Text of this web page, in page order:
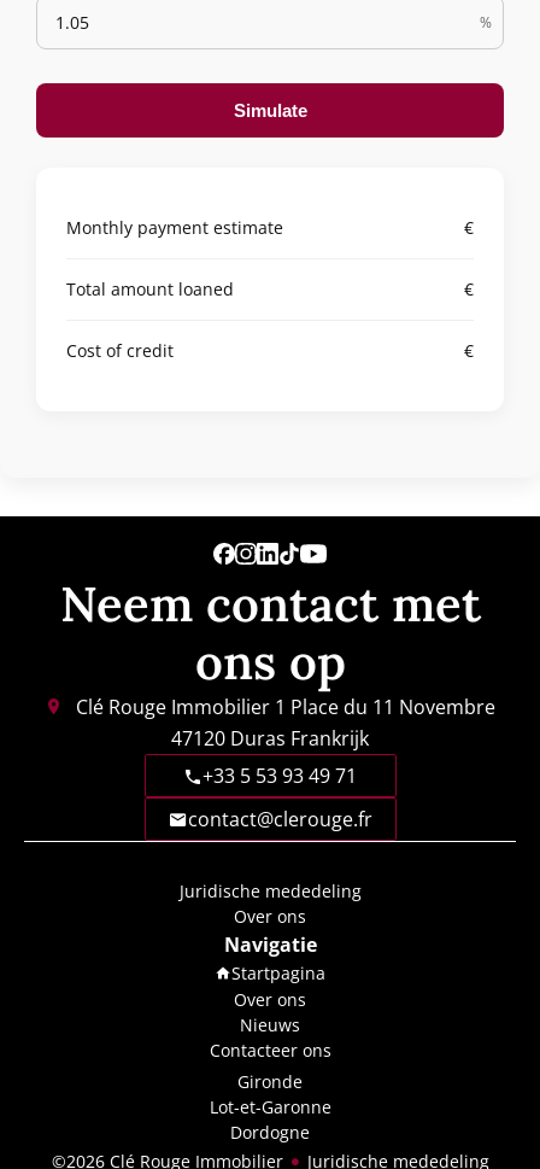
%
Simulate
Monthly payment estimate €
Total amount loaned €
Cost of credit €
Neem contact met
ons op
Clé Rouge Immobilier 1 Place du 11 Novembre
47120 Duras Frankrijk
+33 5 53 93 49 71
contact@clerouge.fr
Juridische mededeling
Over ons
Navigatie
Startpagina
Over ons
Nieuws
Contacteer ons
Gironde
Lot-et-Garonne
Dordogne
©2026 Clé Rouge Immobilier
Juridische mededeling